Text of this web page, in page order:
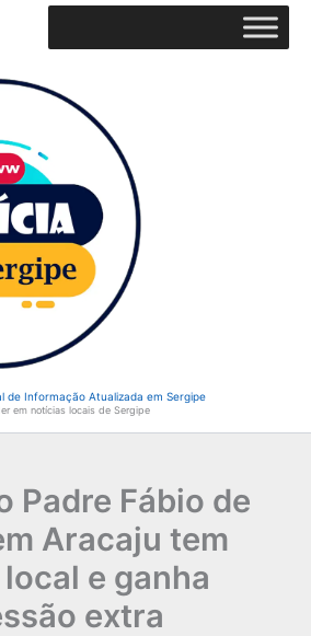
de Informação Atualizada em Sergipe
em notícias locais de Sergipe
Padre Fábio de
Aracaju tem
e ganha
extra